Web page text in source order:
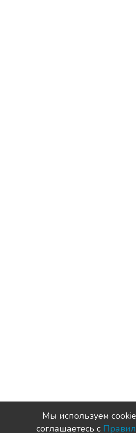
Мы используем
соглашаетесь с